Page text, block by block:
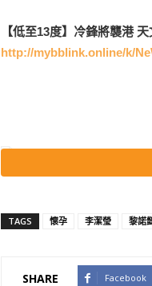
【低至13度】冷鋒將襲港
http://mybblink.online/k/
【《星空》劇透】病毒檢測
TAGS 懷孕 李潔瑩 黎諾
SHARE Facebook